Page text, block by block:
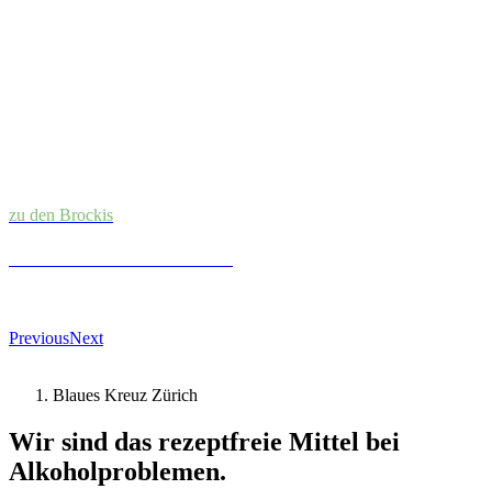
zu den Brockis
PreviousNext
Blaues Kreuz Zürich
Wir sind das rezeptfreie Mittel bei
Alkoholproblemen.